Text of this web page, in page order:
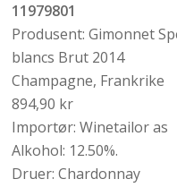
11979801
Produsent: Gimonnet
blancs Brut 2014
Champagne, Frankrike
894,90 kr
Importør: Winetailor as
Alkohol: 12.50%.
Druer: Chardonnay